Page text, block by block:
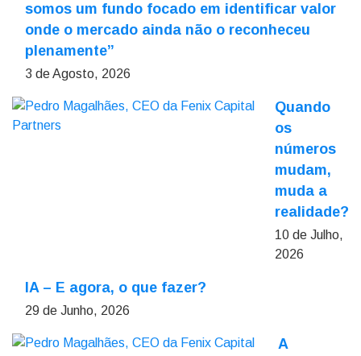
somos um fundo focado em identificar valor
onde o mercado ainda não o reconheceu
plenamente”
3 de Agosto, 2026
Quando
os
números
mudam,
muda a
realidade?
10 de Julho,
2026
IA – E agora, o que fazer?
29 de Junho, 2026
A